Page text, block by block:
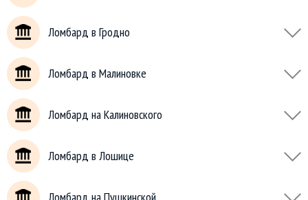
Ломбард в Гродно
Ломбард в Малиновке
Ломбард на Калиновского
Ломбард в Лошице